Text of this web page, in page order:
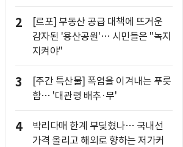
2
[르포] 부동산 공급 대책에 뜨거운
감자된 '용산공원'… 시민들은 "녹지
지켜야"
3
[주간 특산물] 폭염을 이겨내는 푸릇
함… '대관령 배추·무'
4
박리다매 한계 부딪혔나… 국내선
가격 올리고 해외로 향하는 저가커